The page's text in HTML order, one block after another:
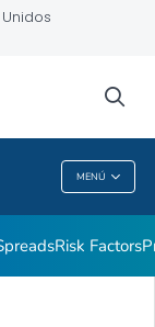
MENÚ
Risk Factors